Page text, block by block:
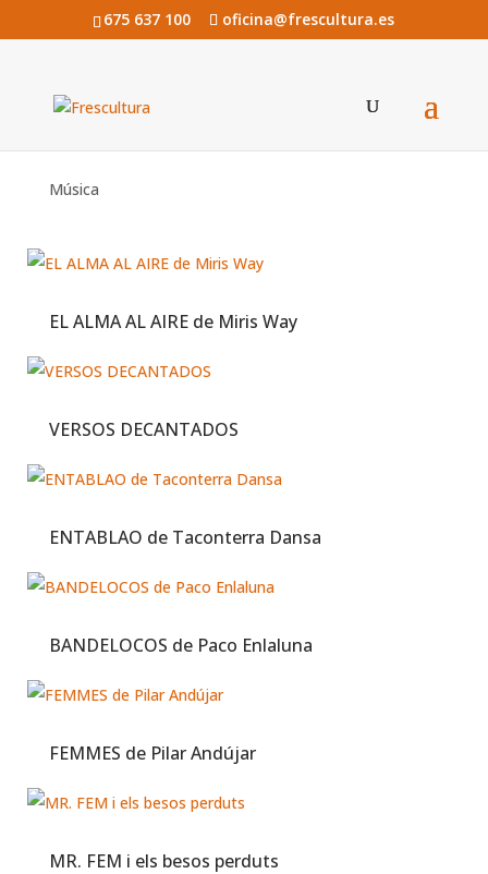
675 637 100 oficina@frescultura.es
Música
EL ALMA AL AIRE de Miris Way
VERSOS DECANTADOS
ENTABLAO de Taconterra Dansa
BANDELOCOS de Paco Enlaluna
FEMMES de Pilar Andújar
MR. FEM i els besos perduts